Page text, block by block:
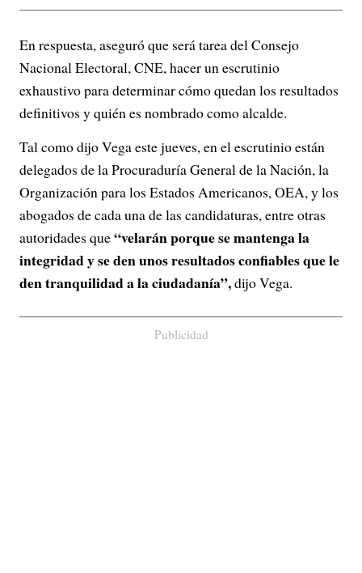
En respuesta, aseguró que será tarea del Consejo
Nacional Electoral, CNE, hacer un escrutinio
exhaustivo para determinar cómo quedan los resultados
definitivos y quién es nombrado como alcalde.
Tal como dijo Vega este jueves, en el escrutinio están
delegados de la Procuraduría General de la Nación, la
Organización para los Estados Americanos, OEA, y los
abogados de cada una de las candidaturas, entre otras
autoridades que“velarán porque se mantenga la
integridad y se den unos resultados confiables que le
den tranquilidad a la ciudadanía”,dijo Vega.
Publicidad